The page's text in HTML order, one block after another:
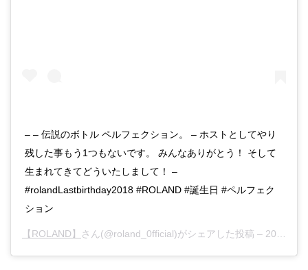
– – 伝説のボトル ペルフェクション。 – ホストとしてやり
残した事もう1つもないです。 みんなありがとう！ そして
生まれてきてどういたしまして！ –
#rolandLastbirthday2018 #ROLAND #誕生日 #ペルフェク
ション
【ROLAND】 さん(@roland_0fficial)がシェアした投稿 – 2018年 7月月27日午後8時11分PDT